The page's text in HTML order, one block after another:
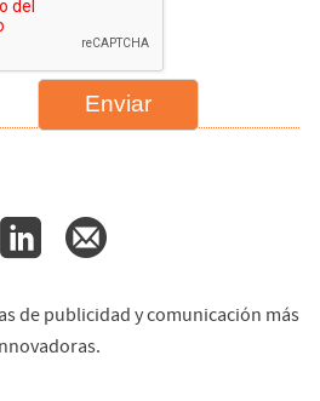
de publicidad y comunicación más